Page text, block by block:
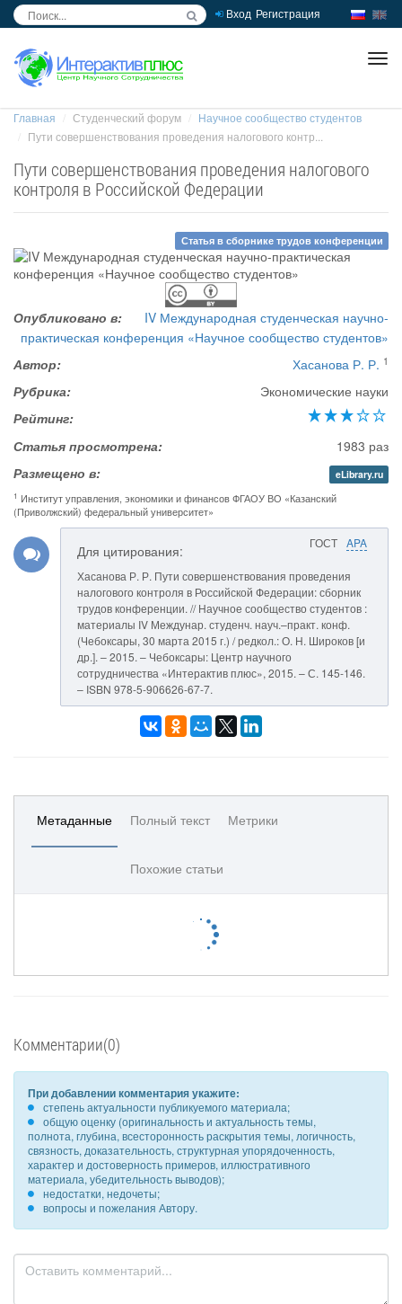
Вход Регистрация
Главная Студенческий форум
Научное сообщество студентов
Пути совершенствования проведения налогового контр...
Пути совершенствования проведения налогового
контроля в Российской Федерации
Статья в сборнике трудов конференции
Опубликовано в:
IV Международная студенческая научно-
практическая конференция «Научное сообщество студентов»
Автор:
Хасанова Р. Р. 1
Рубрика:
Экономические науки
Рейтинг:
Статья просмотрена:
1983 раз
Размещено в:
eLibrary.ru
1 Институт управления, экономики и финансов ФГАОУ ВО «Казанский
(Приволжский) федеральный университет»
ГОСТ APA
Для цитирования:
Хасанова Р. Р. Пути совершенствования проведения
налогового контроля в Российской Федерации: сборник
трудов конференции. // Научное сообщество студентов :
материалы IV Междунар. студенч. науч.–практ. конф.
(Чебоксары, 30 марта 2015 г.) / редкол.: О. Н. Широков [и
др.]. – 2015. – Чебоксары: Центр научного
сотрудничества «Интерактив плюс», 2015. – С. 145-146.
– ISBN 978-5-906626-67-7.
Метаданные Полный текст Метрики
Похожие статьи
Комментарии(0)
При добавлении комментария укажите:
степень актуальности публикуемого материала;
общую оценку (оригинальность и актуальность темы,
полнота, глубина, всесторонность раскрытия темы, логичность,
связность, доказательность, структурная упорядоченность,
характер и достоверность примеров, иллюстративного
материала, убедительность выводов);
недостатки, недочеты;
вопросы и пожелания Автору.